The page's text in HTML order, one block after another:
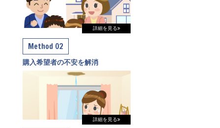
詳細を見る
Method 02
購入希望者の不安を解消
詳細を見る